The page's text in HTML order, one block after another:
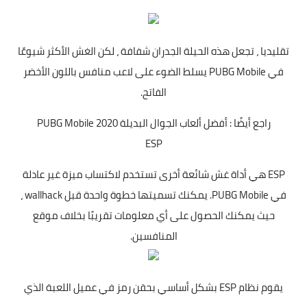
تقليديا ، تجعل هذه الحيلة الجدران شفافة ، لكن الغش الأكثر شيوعًا
في PUBG Mobile يسلط الضوء على لاعب منافس باللون الأخضر
الفاتح.
راجع أيضًا:أفضل ألعاب الجوال البديلة PUBG Mobile 2020
ESP
ESP هي أداة غش شائعة أخرى تستخدم لاكتساب ميزة غير عادلة
في PUBG Mobile. يمكنك تسميتها خطوة واحدة قبل wallhack ،
حيث يمكنك الحصول على أي معلومات تقريبًا بخلاف موقع
المنافسين.
يقوم نظام ESP بشكل أساسي بحقن رمز في عميل اللعبة الذي